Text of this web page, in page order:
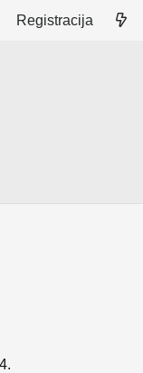
Registracija